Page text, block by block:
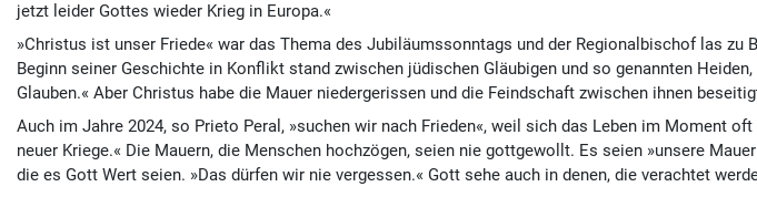
jetzt leider Gottes wieder Krieg in Europa.«
»Christus ist unser Friede« war das Thema des Jubiläumssonntags und der Regionalbischof las
Beginn seiner Geschichte in Konflikt stand zwischen jüdischen Gläubigen und so genannten
Glauben.« Aber Christus habe die Mauer niedergerissen und die Feindschaft zwischen ihnen
Auch im Jahre 2024, so Prieto Peral, »suchen wir nach Frieden«, weil sich das Leben im Moment
neuer Kriege.« Die Mauern, die Menschen hochzögen, seien nie gottgewollt. Es seien »unsere
die es Gott Wert seien. »Das dürfen wir nie vergessen.« Gott sehe auch in denen, die verachtet